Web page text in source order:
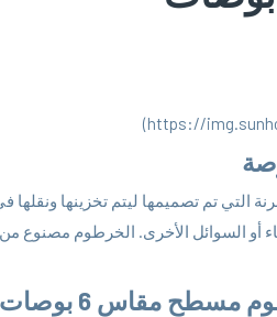
التي تم تصميمها ليتم تخزينها
مقاس 6 بوصات